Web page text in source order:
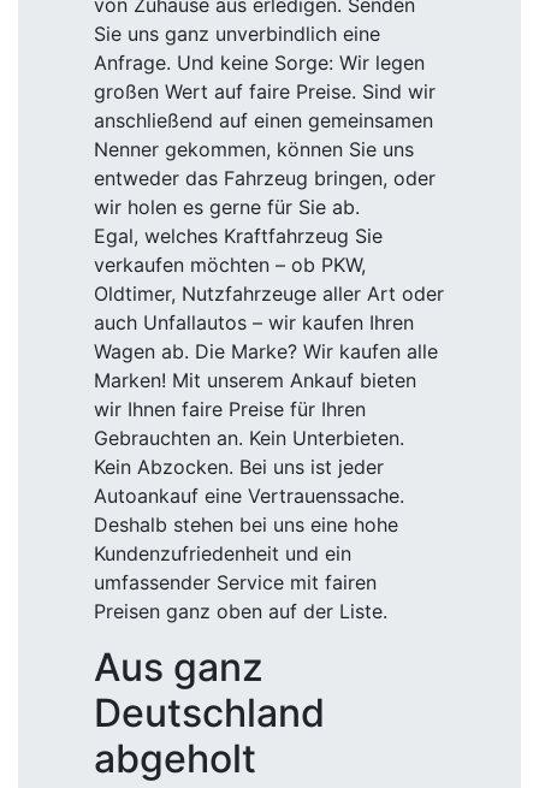
von Zuhause aus erledigen. Senden
Sie uns ganz unverbindlich eine
Anfrage. Und keine Sorge: Wir legen
großen Wert auf faire Preise. Sind wir
anschließend auf einen gemeinsamen
Nenner gekommen, können Sie uns
entweder das Fahrzeug bringen, oder
wir holen es gerne für Sie ab.
Egal, welches Kraftfahrzeug Sie
verkaufen möchten – ob PKW,
Oldtimer, Nutzfahrzeuge aller Art oder
auch Unfallautos – wir kaufen Ihren
Wagen ab. Die Marke? Wir kaufen alle
Marken! Mit unserem Ankauf bieten
wir Ihnen faire Preise für Ihren
Gebrauchten an. Kein Unterbieten.
Kein Abzocken. Bei uns ist jeder
Autoankauf eine Vertrauenssache.
Deshalb stehen bei uns eine hohe
Kundenzufriedenheit und ein
umfassender Service mit fairen
Preisen ganz oben auf der Liste.
Aus ganz
Deutschland
abgeholt